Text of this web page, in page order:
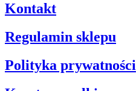
Kontakt
Regulamin sklepu
Polityka prywatności